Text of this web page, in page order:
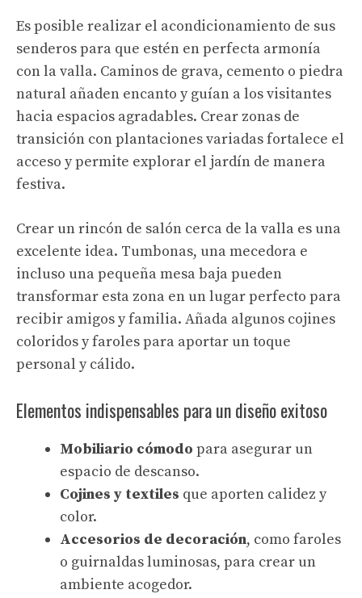
Es posible realizar el acondicionamiento de sus
senderos para que estén en perfecta armonía
con la valla. Caminos de grava, cemento o piedra
natural añaden encanto y guían a los visitantes
hacia espacios agradables. Crear zonas de
transición con plantaciones variadas fortalece el
acceso y permite explorar el jardín de manera
festiva.
Crear un rincón de salón cerca de la valla es una
excelente idea. Tumbonas, una mecedora e
incluso una pequeña mesa baja pueden
transformar esta zona en un lugar perfecto para
recibir amigos y familia. Añada algunos cojines
coloridos y faroles para aportar un toque
personal y cálido.
Elementos indispensables para un diseño exitoso
Mobiliario cómodo para asegurar un
espacio de descanso.
Cojines y textiles que aporten calidez y
color.
Accesorios de decoración, como faroles
o guirnaldas luminosas, para crear un
ambiente acogedor.